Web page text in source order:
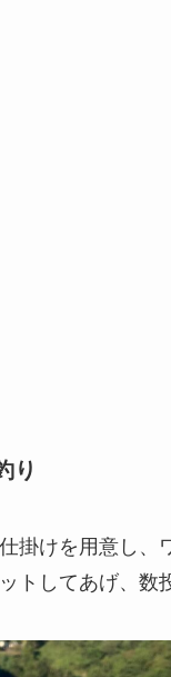
り
掛けを用意し、
トしてあげ、数